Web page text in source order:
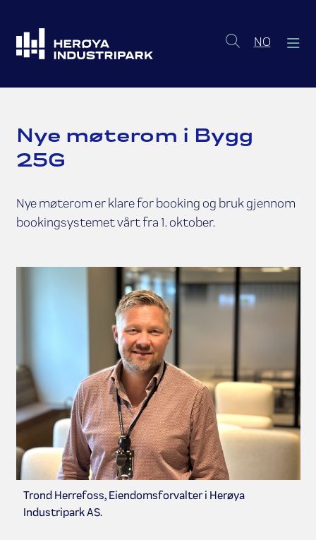
NONorsk
Nye møterom i Bygg
25G
Nye møterom er klare for booking og bruk gjennom
bookingsystemet vårt fra 1. oktober.
Trond Herrefoss, Eiendomsforvalter i Herøya
Industripark AS.